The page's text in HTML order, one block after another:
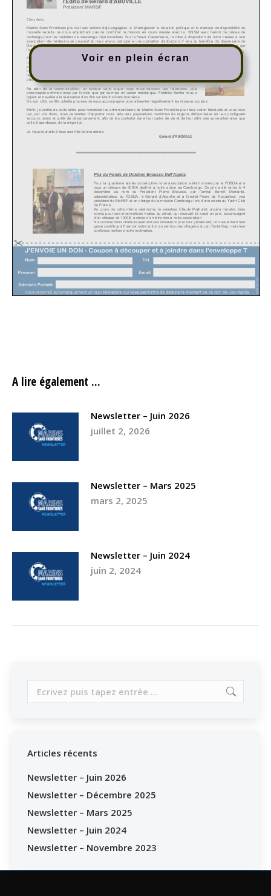
Voir en plein écran
A lire également ...
Newsletter – Juin 2026
juillet 2, 2026
Newsletter – Mars 2025
mars 2, 2025
Newsletter – Juin 2024
juin 2, 2024
Search:
Articles récents
Newsletter – Juin 2026
Newsletter – Décembre 2025
Newsletter – Mars 2025
Newsletter – Juin 2024
Newsletter – Novembre 2023